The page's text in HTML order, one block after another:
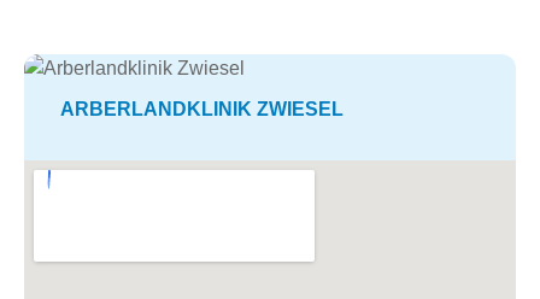
ARBERLANDKLINIK ZWIESEL